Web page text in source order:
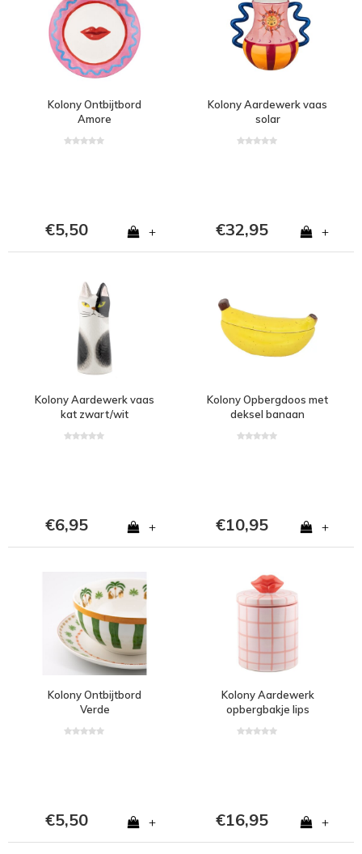
Kolony Ontbijtbord
Amore
€5,50 +
Kolony Aardewerk vaas
solar
€32,95 +
Kolony Aardewerk vaas
kat zwart/wit
€6,95 +
Kolony Opbergdoos met
deksel banaan
€10,95 +
Kolony Ontbijtbord
Verde
€5,50 +
Kolony Aardewerk
opbergbakje lips
€16,95 +